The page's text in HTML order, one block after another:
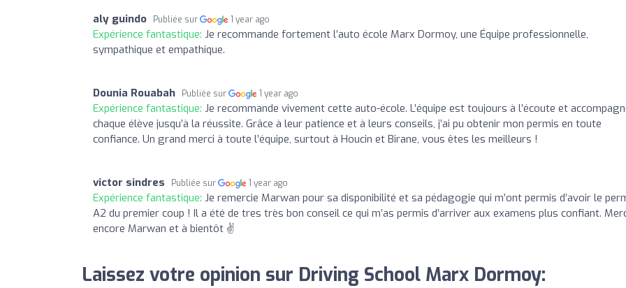
aly guindo Publiée sur 1 year ago
Expérience fantastique: Je recommande fortement l’auto école Marx Dormoy, une Équipe professionnelle,
sympathique et empathique.
Dounia Rouabah Publiée sur 1 year ago
Expérience fantastique: Je recommande vivement cette auto-école. L’équipe est toujours à l’écoute et
chaque élève jusqu’à la réussite. Grâce à leur patience et à leurs conseils, j’ai pu obtenir mon permis en toute
confiance. Un grand merci à toute l’équipe, surtout à Houcin et Birane, vous êtes les meilleurs !
victor sindres Publiée sur 1 year ago
Expérience fantastique: Je remercie Marwan pour sa disponibilité et sa pédagogie qui m’ont permis d’avoir le
A2 du premier coup ! Il a été de tres très bon conseil ce qui m’as permis d’arriver aux examens plus confiant.
encore Marwan et à bientôt ✌
Laissez votre opinion sur Driving School Marx Dormoy: